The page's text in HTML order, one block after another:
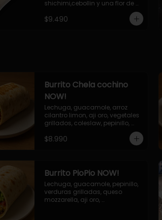
shichimi,cebollin y una flor de
$9.490
Burrito Chela cochino
NOW!
Lechuga, guacamole, arroz
cilantro limon, aji oro, vegetales
grillados, coleslaw, pepinillo,
$8.990
Burrito PioPio NOW!
Lechuga, guacamole, pepinillo,
verduras grilladas, queso
mozzarella, aji oro,